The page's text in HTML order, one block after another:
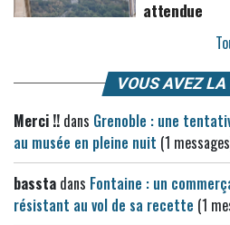
attendue
VOUS AVEZ
Merci !! dans Grenoble : une
au musée en pleine nuit (1
bassta dans Fontaine : un
résistant au vol de sa recette (1